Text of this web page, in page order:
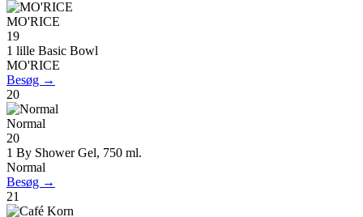
MO'RICE
19
1 lille Basic Bowl
MO'RICE
Besøg →
20
Normal
20
1 By Shower Gel, 750 ml.
Normal
Besøg →
21